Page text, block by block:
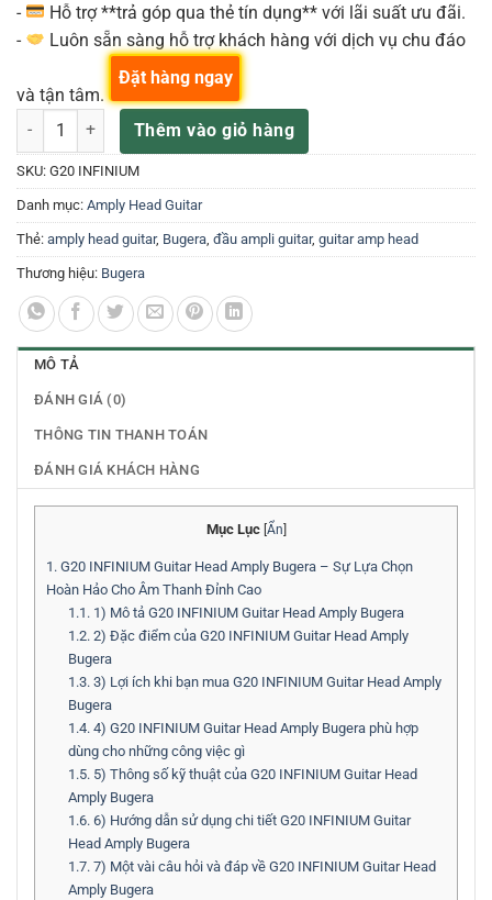
-
Hỗ trợ **trả góp qua thẻ tín dụng** với lãi suất ưu đãi.
-
Luôn sẵn sàng hỗ trợ khách hàng với dịch vụ chu đáo
và tận tâm.
G20 INFINIUM Guitar Head Amply Bugera số lượng
Thêm vào giỏ hàng
Đặt hàng ngay
SKU: G20 INFINIUM
Danh mục: Amply Head Guitar
Thẻ: amply head guitar, Bugera đầu ampli guitar, guitar amp head
Thương hiệu: Bugera
MÔ TẢ
ĐÁNH GIÁ (0)
THÔNG TIN THANH TOÁN
ĐÁNH GIÁ KHÁCH HÀNG
Mục Lục Ẩn
1. G20 INFINIUM Guitar Head Amply Bugera – Sự Lựa Chọn
Hoàn Hảo Cho Âm Thanh Đỉnh Cao
1.1.1) Mô tả G20 INFINIUM Guitar Head Amply Bugera
1.2.2) Đặc điểm của G20 INFINIUM Guitar Head Amply
Bugera
1.3.3) Lợi ích khi bạn mua G20 INFINIUM Guitar Head Amply
Bugera
1.4.4) G20 INFINIUM Guitar Head Amply Bugera phù hợp
dùng cho những công việc gì
1.5.5) Thông số kỹ thuật của G20 INFINIUM Guitar Head
Amply Bugera
1.6.6) Hướng dẫn sử dụng chi tiết G20 INFINIUM Guitar
Head Amply Bugera
1.7.7) Một vài câu hỏi và đáp về G20 INFINIUM Guitar Head
Amply Bugera